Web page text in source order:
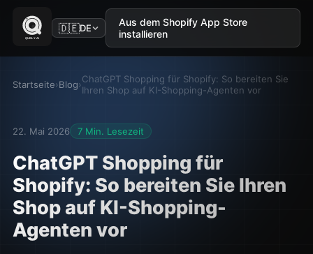
🇩🇪DE
Aus dem Shopify App Store
installieren
Startseite›Blog›ChatGPT Shopping für Shopify: So bereiten Sie
Ihren Shop auf KI-Shopping-Agenten vor
22. Mai 2026 7 Min. Lesezeit
ChatGPT Shopping für
Shopify: So bereiten Sie Ihren
Shop auf KI-Shopping-
Agenten vor